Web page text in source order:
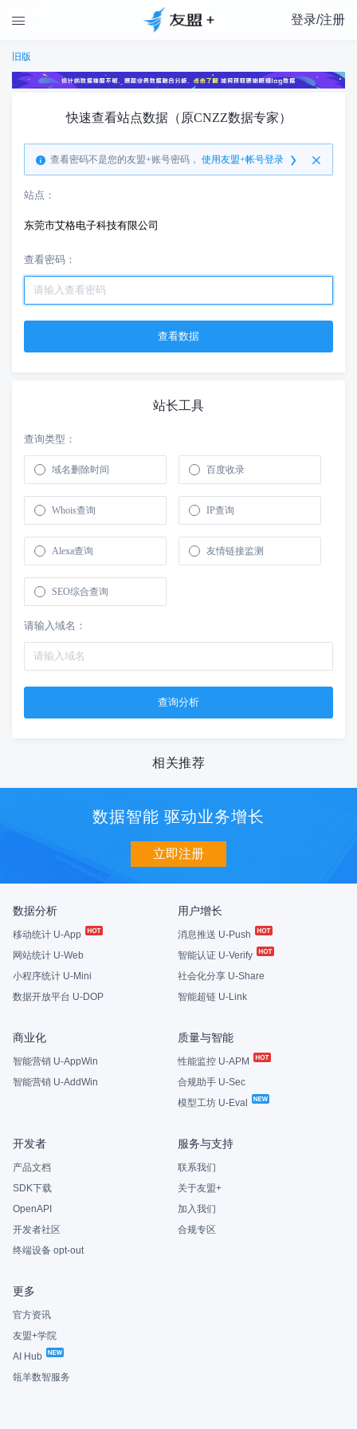
 登录/注册
旧版
快速查看站点数据（原CNZZ数据专家）
查看密码不是您的友盟+账号密码， 使用友盟+帐号登录
站点：
东莞市艾格电子科技有限公司
查看密码：
站长工具
查询类型：
域名删除时间 百度收录
Whois查询 IP查询
Alexa查询 友情链接监测
SEO综合查询
请输入域名：
相关推荐
数据智能 驱动业务增长
立即注册
数据分析
移动统计 U-App
网站统计 U-Web
小程序统计 U-Mini
数据开放平台 U-DOP
用户增长
消息推送 U-Push
智能认证 U-Verify
社会化分享 U-Share
智能超链 U-Link
商业化
智能营销 U-AppWin
智能营销 U-AddWin
质量与智能
性能监控 U-APM
合规助手 U-Sec
模型工坊 U-Eval
开发者
产品文档
SDK下载
OpenAPI
开发者社区
终端设备 opt-out
服务与支持
联系我们
关于友盟+
加入我们
合规专区
更多
官方资讯
友盟+学院
AI Hub
瓴羊数智服务